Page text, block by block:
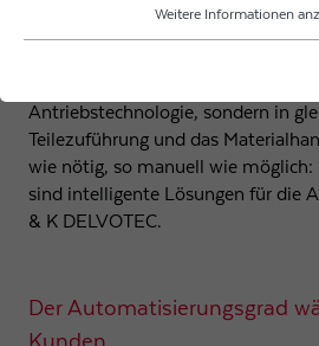
Komponenten. Dies gilt nicht nur
Antriebstechnologie, sondern in
Teilezuführung und das
wie nötig, so manuell wie
sind intelligente Lösungen für die
& K DELVOTEC.
Der Automatisierungsgrad
Essenzielle Cookies werden für
funktioniert.
Name PHPSESSID
F & K DELVOTEC
Behält die Zustände des
Cookie-Informationen
Statistik
Weitere Informationen